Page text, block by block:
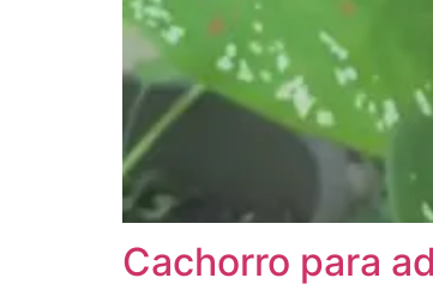
Cachorro para